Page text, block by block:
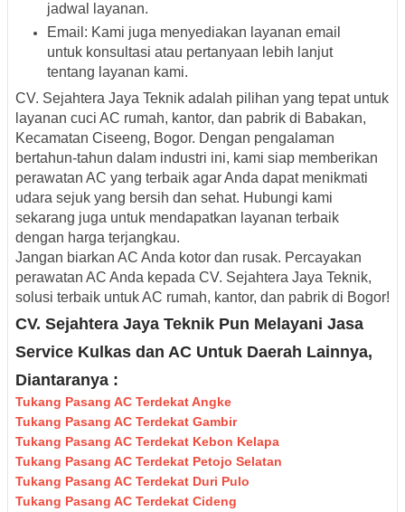
jadwal layanan.
Email: Kami juga menyediakan layanan email
untuk konsultasi atau pertanyaan lebih lanjut
tentang layanan kami.
CV. Sejahtera Jaya Teknik adalah pilihan yang tepat untuk
layanan cuci AC rumah, kantor, dan pabrik di Babakan,
Kecamatan Ciseeng, Bogor. Dengan pengalaman
bertahun-tahun dalam industri ini, kami siap memberikan
perawatan AC yang terbaik agar Anda dapat menikmati
udara sejuk yang bersih dan sehat. Hubungi kami
sekarang juga untuk mendapatkan layanan terbaik
dengan harga terjangkau.
Jangan biarkan AC Anda kotor dan rusak. Percayakan
perawatan AC Anda kepada CV. Sejahtera Jaya Teknik,
solusi terbaik untuk AC rumah, kantor, dan pabrik di Bogor!
CV. Sejahtera Jaya Teknik Pun Melayani Jasa
Service Kulkas dan AC Untuk Daerah Lainnya,
Diantaranya :
Tukang Pasang AC Terdekat Angke
Tukang Pasang AC Terdekat Gambir
Tukang Pasang AC Terdekat Kebon Kelapa
Tukang Pasang AC Terdekat Petojo Selatan
Tukang Pasang AC Terdekat Duri Pulo
Tukang Pasang AC Terdekat Cideng